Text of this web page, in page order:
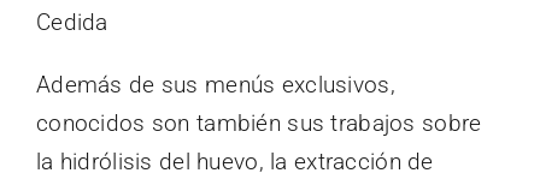
Cedida
Además de sus menús exclusivos,
conocidos son también sus trabajos sobre
la hidrólisis del huevo, la extracción de